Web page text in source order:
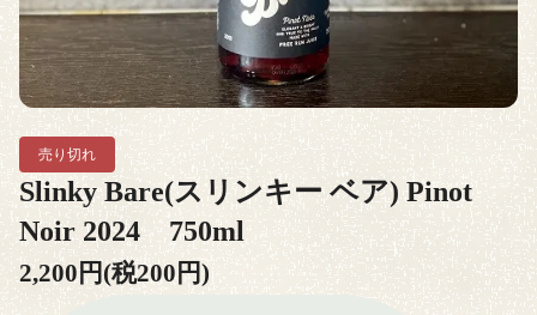
売り切れ
Slinky Bare(スリンキー ベア) Pinot
Noir 2024 750ml
2,200円(税200円)